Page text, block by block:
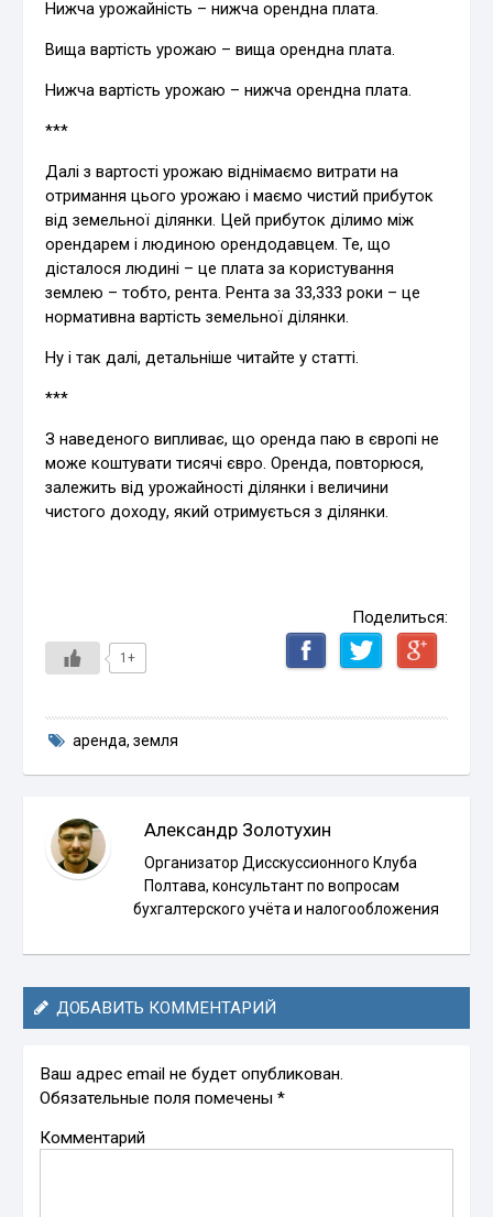
Нижча урожайність – нижча орендна плата.
Вища вартість урожаю – вища орендна плата.
Нижча вартість урожаю – нижча орендна плата.
***
Далі з вартості урожаю віднімаємо витрати на
отримання цього урожаю і маємо чистий прибуток
від земельної ділянки. Цей прибуток ділимо між
орендарем і людиною орендодавцем. Те, що
дісталося людині – це плата за користування
землею – тобто, рента. Рента за 33,333 роки – це
нормативна вартість земельної ділянки.
Ну і так далі, детальніше читайте у статті.
***
З наведеного випливає, що оренда паю в європі не
може коштувати тисячі євро. Оренда, повторюся,
залежить від урожайності ділянки і величини
чистого доходу, який отримується з ділянки.
Поделиться:
1+
аренда, земля
Александр Золотухин
Организатор Дисскуссионного Клуба
Полтава, консультант по вопросам
бухгалтерского учёта и налогообложения
ДОБАВИТЬ КОММЕНТАРИЙ
Ваш адрес email не будет опубликован.
Обязательные поля помечены*
Комментарий